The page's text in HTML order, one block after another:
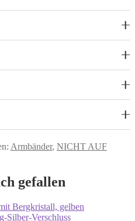
Armbänder, NICHT AUF
gefallen